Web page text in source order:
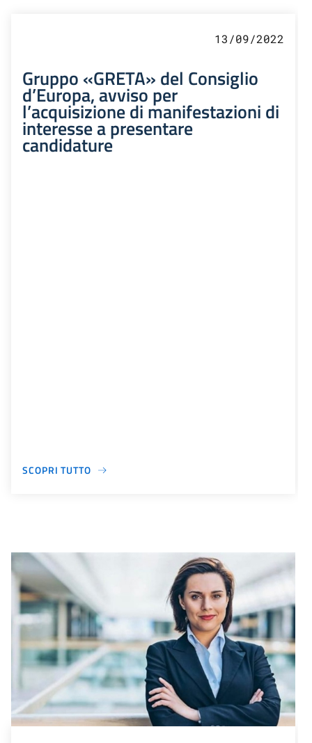
13/09/2022
Gruppo «GRETA» del Consiglio
d’Europa, avviso per
l’acquisizione di manifestazioni di
interesse a presentare
candidature
SCOPRI TUTTO